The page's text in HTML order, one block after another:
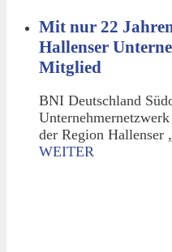
Mit nur 22
Hallenser
Mitglied
BNI Deutschland
der Region Hallenser
WEITER